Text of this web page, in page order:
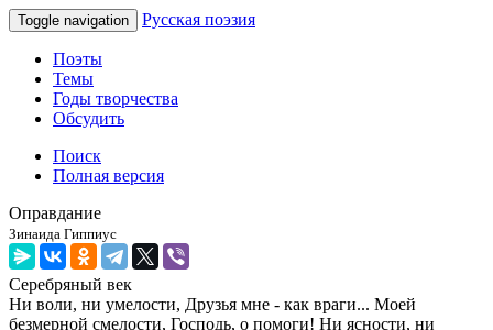
Toggle navigation Русская поэзия
Поэты
Темы
Годы творчества
Обсудить
Поиск
Полная версия
Оправдание
Зинаида Гиппиус
Серебряный век
Ни воли, ни умелости, Друзья мне - как враги... Моей
безмерной смелости, Господь, о помоги! Ни ясности, ни